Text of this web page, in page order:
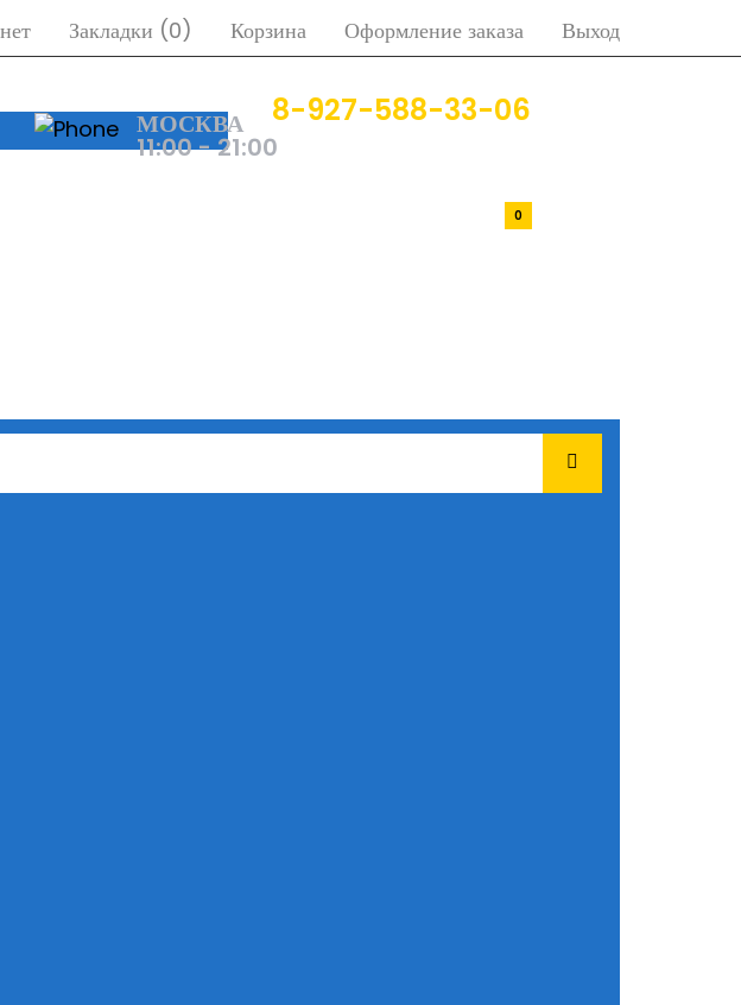
Закладки (0) Корзина Оформление заказа Выход
МОСКВА
11:00 - 21:00
8-927-588-33-06
0